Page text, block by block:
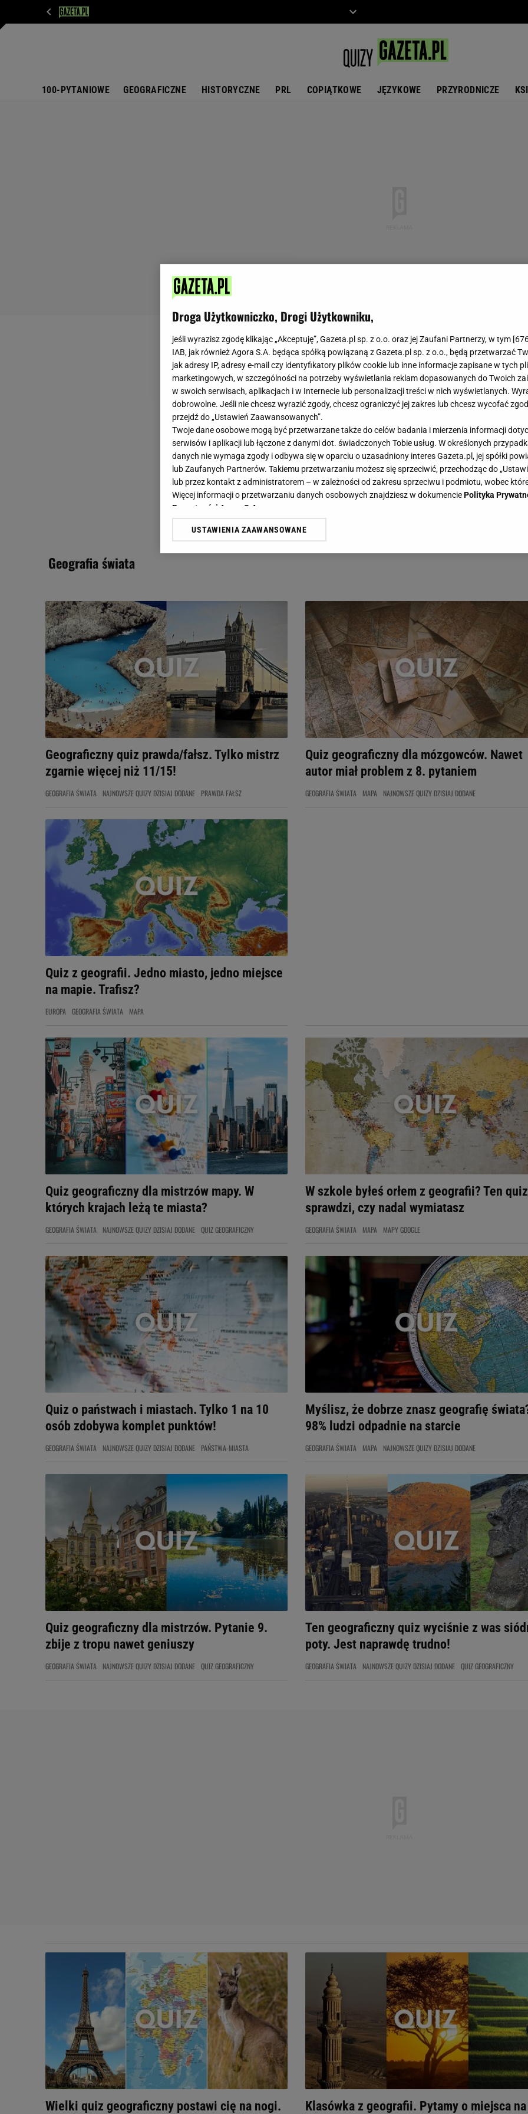
100-PYTANIOWE GEOGRAFICZNE HISTORYCZNE PRL COPIĄTKOWE JĘZYKOWE PRZYRODNICZE
geografia świata
Geograficzny quiz prawda/fałsz. Tylko mistrz
zgarnie więcej niż 11/15!
GEOGRAFIA ŚWIATA NAJNOWSZE QUIZY DZISIAJ DODANE PRAWDA FAŁSZ
Quiz geograficzny dla mózgowców. Nawet
autor miał problem z 8. pytaniem
GEOGRAFIA ŚWIATA MAPA NAJNOWSZE QUIZY DZISIAJ DODANE
Quiz z geografii. Jedno miasto, jedno miejsce
na mapie. Trafisz?
EUROPA GEOGRAFIA ŚWIATA MAPA
Quiz geograficzny dla mistrzów mapy. W
których krajach leżą te miasta?
GEOGRAFIA ŚWIATA NAJNOWSZE QUIZY DZISIAJ DODANE QUIZ GEOGRAFICZNY
W szkole byłeś orłem z geografii? Ten quiz
sprawdzi, czy nadal wymiatasz
GEOGRAFIA ŚWIATA MAPA MAPY GOOGLE
Quiz o państwach i miastach. Tylko 1 na 10
osób zdobywa komplet punktów!
GEOGRAFIA ŚWIATA NAJNOWSZE QUIZY DZISIAJ DODANE PAŃSTWA-MIASTA
Myślisz, że dobrze znasz geografię
98% ludzi odpadnie na starcie
GEOGRAFIA ŚWIATA MAPA NAJNOWSZE QUIZY DZISIAJ DODANE
Quiz geograficzny dla mistrzów. Pytanie 9.
zbije z tropu nawet geniuszy
GEOGRAFIA ŚWIATA NAJNOWSZE QUIZY DZISIAJ DODANE QUIZ GEOGRAFICZNY
Ten geograficzny quiz wyciśnie z was
poty. Jest naprawdę trudno!
GEOGRAFIA ŚWIATA NAJNOWSZE QUIZY DZISIAJ DODANE QUIZ GEOGRAFICZNY
Wielki quiz geograficzny postawi cię na nogi. Klasówka z geografii. Pytamy o miejsca na
Droga Użytkowniczko, Drogi Użytkowniku,
jeśli wyrazisz zgodę klikając „Akceptuję”, Gazeta.pl sp. z o.o. oraz jej Zaufani Partnerzy, w tym [
IAB, jak również Agora S.A. będąca spółką powiązaną z Gazeta.pl sp. z o.o., będą przetwarzać
jak adresy IP, adresy e-mail czy identyfikatory plików cookie lub inne informacje zapisane w tych
marketingowych, w szczególności na potrzeby wyświetlania reklam dopasowanych do Twoich
w swoich serwisach, aplikacjach i w Internecie lub personalizacji treści w nich wyświetlanych.
dobrowolne. Jeśli nie chcesz wyrazić zgody, chcesz ograniczyć jej zakres lub chcesz wycofać
przejdź do „Ustawień Zaawansowanych”.
Twoje dane osobowe mogą być przetwarzane także do celów badania i mierzenia informacji
serwisów i aplikacji lub łączone z danymi dot. świadczonych Tobie usług. W określonych
danych nie wymaga zgody i odbywa się w oparciu o uzasadniony interes Gazeta.pl, jej spółki
lub Zaufanych Partnerów. Takiemu przetwarzaniu możesz się sprzeciwić, przechodząc do
lub przez kontakt z administratorem – w zależności od zakresu sprzeciwu i podmiotu, wobec
Więcej informacji o przetwarzaniu danych osobowych znajdziesz w dokumenciePolityka
Prywatności Agora S.A.
Klikając „Akceptuję” wyrażasz też zgodę na zainstalowanie i przechowywanie plików cookie
My, nasi Zaufani Partnerzy i Agora S.A. możemy przetwarzać dane osobowe w następujących
Użycie dokładnych danych geolokalizacyjnych. Aktywne skanowanie charakterystyki urządzenia
Przechowywanie informacji na urządzeniu lub dostęp do nich. Spersonalizowane reklamy i treści,
badnie odbiorców i ulepszanie usług.
Lista Zaufanych Partnerów
USTAWIENIA ZAAWANSOWANE